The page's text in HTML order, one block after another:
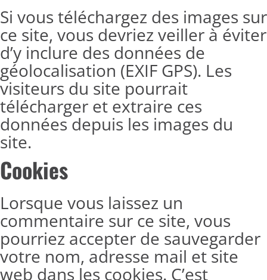
Si vous téléchargez des images sur
ce site, vous devriez veiller à éviter
d’y inclure des données de
géolocalisation (EXIF GPS). Les
visiteurs du site pourrait
télécharger et extraire ces
données depuis les images du
site.
Cookies
Lorsque vous laissez un
commentaire sur ce site, vous
pourriez accepter de sauvegarder
votre nom, adresse mail et site
web dans les cookies. C’est